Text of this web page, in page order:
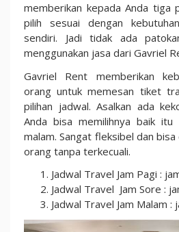
memberikan kepada Anda tiga
pilih sesuai dengan
sendiri. Jadi tidak ada
menggunakan jasa dari Gavriel
Gavriel Rent memberikan
orang untuk memesan tiket
pilihan jadwal. Asalkan ada
Anda bisa memilihnya baik
malam. Sangat fleksibel dan
orang tanpa terkecuali.
Jadwal Travel Jam Pagi :
Jadwal Travel Jam Sore :
Jadwal Travel Jam Malam :